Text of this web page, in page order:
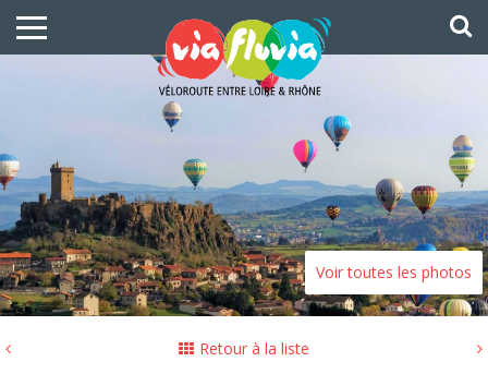
Voir toutes les photos
Retour à la liste